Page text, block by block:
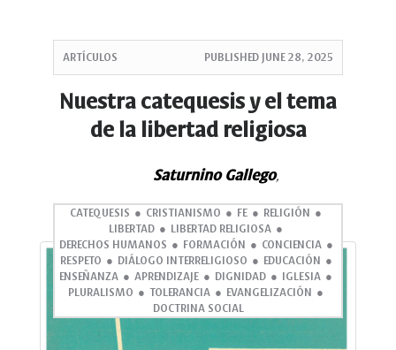
Sidebar
ARTÍCULOS PUBLISHED JUNE 28, 2025
Nuestra catequesis y el tema
de la libertad religiosa
Saturnino Gallego,
CATEQUESIS CRISTIANISMO FE
RELIGIÓN
LIBERTAD
LIBERTAD RELIGIOSA
DERECHOS HUMANOS
FORMACIÓN
CONCIENCIA
RESPETO
DIÁLOGO INTERRELIGIOSO
EDUCACIÓN
ENSEÑANZA
APRENDIZAJE DIGNIDAD
IGLESIA
PLURALISMO
TOLERANCIA
EVANGELIZACIÓN
DOCTRINA SOCIAL